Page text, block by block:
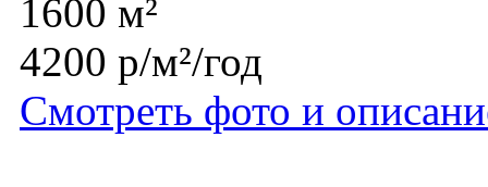
1600 м²
4200 р/м²/год
Смотреть фото и